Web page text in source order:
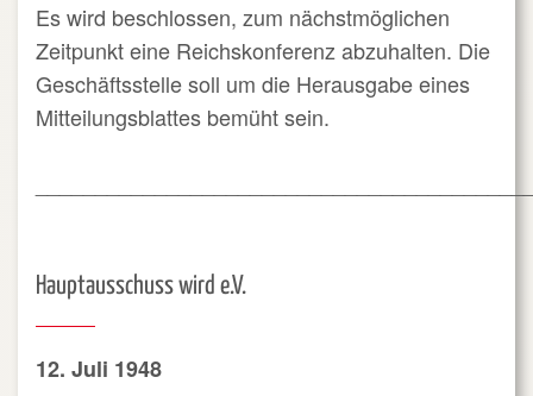
Es wird beschlossen, zum nächstmöglichen
Zeitpunkt eine Reichskonferenz abzuhalten. Die
Geschäftsstelle soll um die Herausgabe eines
Mitteilungsblattes bemüht sein.
Hauptausschuss wird e.V.
12. Juli 1948